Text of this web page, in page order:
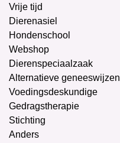
Vrije tijd
Dierenasiel
Hondenschool
Webshop
Dierenspeciaalzaak
Alternatieve geneeswijzen
Voedingsdeskundige
Gedragstherapie
Stichting
Anders